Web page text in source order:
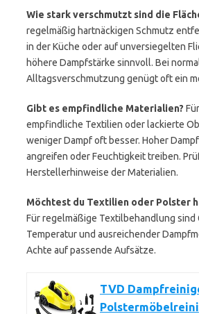
Wie stark verschmutzt sind die
regelmäßig hartnäckigen Schmutz
in der Küche oder auf unversiegelten
höhere Dampfstärke sinnvoll. Bei
Alltagsverschmutzung genügt oft ein
Gibt es empfindliche Materialien?
empfindliche Textilien oder lackierte
weniger Dampf oft besser. Hoher
angreifen oder Feuchtigkeit treiben.
Herstellerhinweise der Materialien.
Möchtest du Textilien oder Polster
Für regelmäßige Textilbehandlung sind
Temperatur und ausreichender
Achte auf passende Aufsätze.
TVD